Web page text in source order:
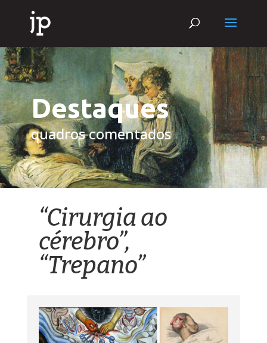
Destaques
quadros comentados
“Cirurgia ao
cérebro”,
“Trepano”